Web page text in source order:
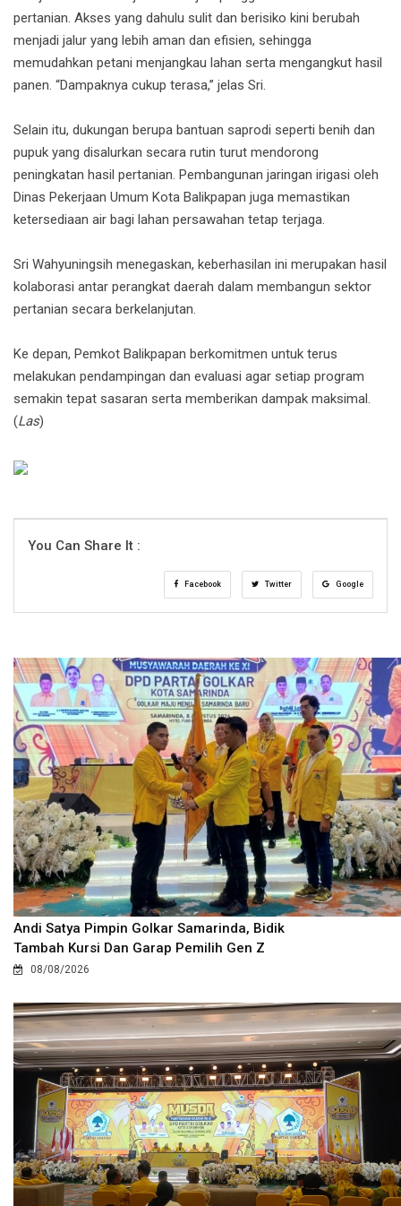
pertanian. Akses yang dahulu sulit dan berisiko kini berubah
menjadi jalur yang lebih aman dan efisien, sehingga
memudahkan petani menjangkau lahan serta mengangkut hasil
panen. “Dampaknya cukup terasa,” jelas Sri.
Selain itu, dukungan berupa bantuan saprodi seperti benih dan
pupuk yang disalurkan secara rutin turut mendorong
peningkatan hasil pertanian. Pembangunan jaringan irigasi oleh
Dinas Pekerjaan Umum Kota Balikpapan juga memastikan
ketersediaan air bagi lahan persawahan tetap terjaga.
Sri Wahyuningsih menegaskan, keberhasilan ini merupakan hasil
kolaborasi antar perangkat daerah dalam membangun sektor
pertanian secara berkelanjutan.
Ke depan, Pemkot Balikpapan berkomitmen untuk terus
melakukan pendampingan dan evaluasi agar setiap program
semakin tepat sasaran serta memberikan dampak maksimal.
(Las)
You Can Share It :
Facebook Twitter Google
Andi Satya Pimpin Golkar Samarinda, Bidik
Tambah Kursi Dan Garap Pemilih Gen Z
08/08/2026